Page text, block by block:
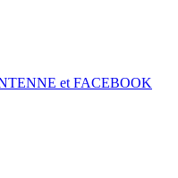
et FACEBOOK